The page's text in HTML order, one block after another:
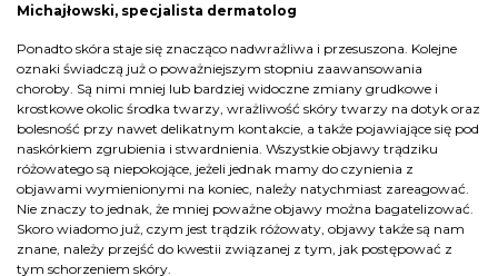
Michajłowski, specjalista dermatolog
Ponadto skóra staje się znacząco nadwrażliwa i przesuszona. Kolejne
oznaki świadczą już o poważniejszym stopniu zaawansowania
choroby. Są nimi mniej lub bardziej widoczne zmiany grudkowe i
krostkowe okolic środka twarzy, wrażliwość skóry twarzy na dotyk oraz
bolesność przy nawet delikatnym kontakcie, a także pojawiające się pod
naskórkiem zgrubienia i stwardnienia. Wszystkie objawy trądziku
różowatego są niepokojące, jeżeli jednak mamy do czynienia z
objawami wymienionymi na koniec, należy natychmiast zareagować.
Nie znaczy to jednak, że mniej poważne objawy można bagatelizować.
Skoro wiadomo już, czym jest trądzik różowaty, objawy także są nam
znane, należy przejść do kwestii związanej z tym, jak postępować z
tym schorzeniem skóry.